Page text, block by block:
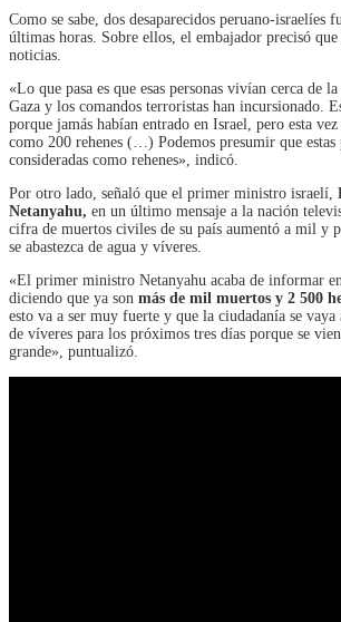
Como se sabe, dos desaparecidos peruano-israelíes
últimas horas. Sobre ellos, el embajador precisó que
noticias.
«Lo que pasa es que esas personas vivían cerca de
Gaza y los comandos terroristas han incursionado.
porque jamás habían entrado en Israel, pero esta
como 200 rehenes (…) Podemos presumir que estas
consideradas como rehenes», indicó.
Por otro lado, señaló que el primer ministro israelí,
Netanyahu, en un último mensaje a la nación
cifra de muertos civiles de su país aumentó a mil y
se abastezca de agua y víveres.
«El primer ministro Netanyahu acaba de informar
diciendo que ya son más de mil muertos y 2 500
esto va a ser muy fuerte y que la ciudadanía se vaya
de víveres para los próximos tres días porque se
grande», puntualizó.